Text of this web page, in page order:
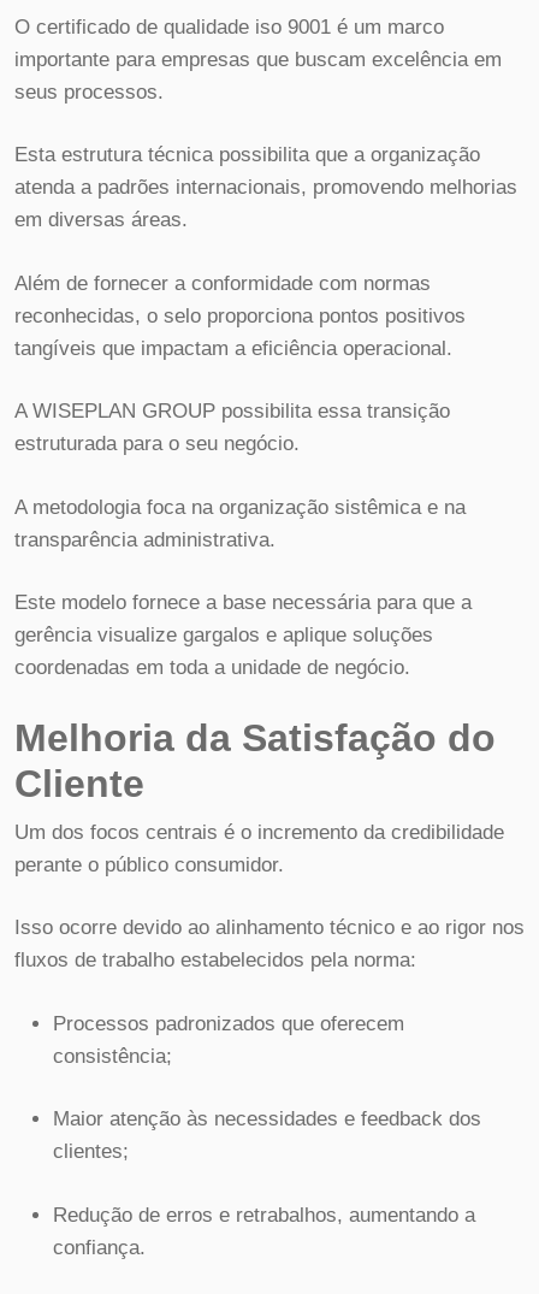
O certificado de qualidade iso 9001 é um marco
importante para empresas que buscam excelência em
seus processos.
Esta estrutura técnica possibilita que a organização
atenda a padrões internacionais, promovendo melhorias
em diversas áreas.
Além de fornecer a conformidade com normas
reconhecidas, o selo proporciona pontos positivos
tangíveis que impactam a eficiência operacional.
A WISEPLAN GROUP possibilita essa transição
estruturada para o seu negócio.
A metodologia foca na organização sistêmica e na
transparência administrativa.
Este modelo fornece a base necessária para que a
gerência visualize gargalos e aplique soluções
coordenadas em toda a unidade de negócio.
Melhoria da Satisfação do
Cliente
Um dos focos centrais é o incremento da credibilidade
perante o público consumidor.
Isso ocorre devido ao alinhamento técnico e ao rigor nos
fluxos de trabalho estabelecidos pela norma:
Processos padronizados que oferecem
consistência;
Maior atenção às necessidades e feedback dos
clientes;
Redução de erros e retrabalhos, aumentando a
confiança.